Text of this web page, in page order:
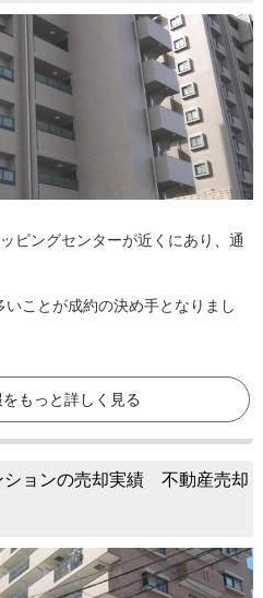
ピングセンターが近くにあり、通
ことが成約の決め手となりまし
もっと詳しく見る
ョンの売却実績 不動産売却